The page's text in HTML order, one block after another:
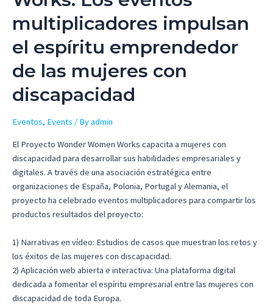
multiplicadores impulsan
el espíritu emprendedor
de las mujeres con
discapacidad
Eventos, Events / Byadmin
El Proyecto Wonder Women Works capacita a mujeres con
discapacidad para desarrollar sus habilidades empresariales y
digitales. A través de una asociación estratégica entre
organizaciones de España, Polonia, Portugal y Alemania, el
proyecto ha celebrado eventos multiplicadores para compartir los
productos resultados del proyecto:
1) Narrativas en vídeo: Estudios de casos que muestran los retos y
los éxitos de las mujeres con discapacidad.
2) Aplicación web abierta e interactiva: Una plataforma digital
dedicada a fomentar el espíritu empresarial entre las mujeres con
discapacidad de toda Europa.